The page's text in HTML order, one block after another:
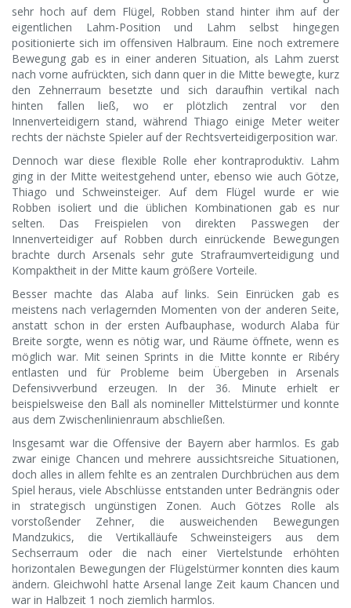
sehr hoch auf dem Flügel, Robben stand hinter ihm auf der
eigentlichen Lahm-Position und Lahm selbst hingegen
positionierte sich im offensiven Halbraum. Eine noch extremere
Bewegung gab es in einer anderen Situation, als Lahm zuerst
nach vorne aufrückten, sich dann quer in die Mitte bewegte, kurz
den Zehnerraum besetzte und sich daraufhin vertikal nach
hinten fallen ließ, wo er plötzlich zentral vor den
Innenverteidigern stand, während Thiago einige Meter weiter
rechts der nächste Spieler auf der Rechtsverteidigerposition war.
Dennoch war diese flexible Rolle eher kontraproduktiv. Lahm
ging in der Mitte weitestgehend unter, ebenso wie auch Götze,
Thiago und Schweinsteiger. Auf dem Flügel wurde er wie
Robben isoliert und die üblichen Kombinationen gab es nur
selten. Das Freispielen von direkten Passwegen der
Innenverteidiger auf Robben durch einrückende Bewegungen
brachte durch Arsenals sehr gute Strafraumverteidigung und
Kompaktheit in der Mitte kaum größere Vorteile.
Besser machte das Alaba auf links. Sein Einrücken gab es
meistens nach verlagernden Momenten von der anderen Seite,
anstatt schon in der ersten Aufbauphase, wodurch Alaba für
Breite sorgte, wenn es nötig war, und Räume öffnete, wenn es
möglich war. Mit seinen Sprints in die Mitte konnte er Ribéry
entlasten und für Probleme beim Übergeben in Arsenals
Defensivverbund erzeugen. In der 36. Minute erhielt er
beispielsweise den Ball als nomineller Mittelstürmer und konnte
aus dem Zwischenlinienraum abschließen.
Insgesamt war die Offensive der Bayern aber harmlos. Es gab
zwar einige Chancen und mehrere aussichtsreiche Situationen,
doch alles in allem fehlte es an zentralen Durchbrüchen aus dem
Spiel heraus, viele Abschlüsse entstanden unter Bedrängnis oder
in strategisch ungünstigen Zonen. Auch Götzes Rolle als
vorstoßender Zehner, die ausweichenden Bewegungen
Mandzukics, die Vertikalläufe Schweinsteigers aus dem
Sechserraum oder die nach einer Viertelstunde erhöhten
horizontalen Bewegungen der Flügelstürmer konnten dies kaum
ändern. Gleichwohl hatte Arsenal lange Zeit kaum Chancen und
war in Halbzeit 1 noch ziemlich harmlos.